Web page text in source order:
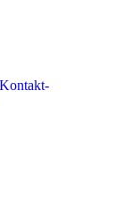
Kon­takt­